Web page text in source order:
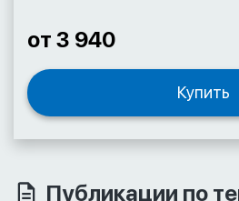
от 3 940
Купить
Публикации по